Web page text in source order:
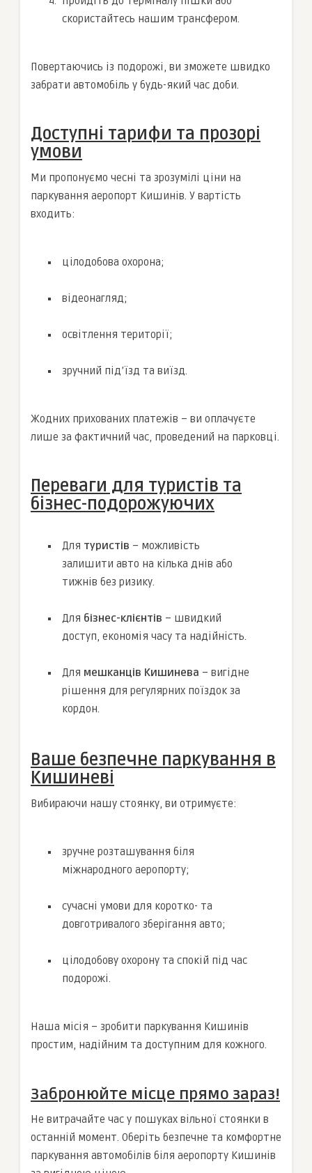
скористайтесь нашим трансфером.
Повертаючись із подорожі, ви зможете швидко
забрати автомобіль у будь-який час доби.
Доступні тарифи та прозорі
умови
Ми пропонуємо чесні та зрозумілі ціни на
паркування аеропорт Кишинів. У вартість
входить:
цілодобова охорона;
відеонагляд;
освітлення території;
зручний під’їзд та виїзд.
Жодних прихованих платежів – ви оплачуєте
лише за фактичний час, проведений на парковці.
Переваги для туристів та
бізнес-подорожуючих
Для туристів – можливість
залишити авто на кілька днів або
тижнів без ризику.
Для бізнес-клієнтів – швидкий
доступ, економія часу та надійність.
Для мешканців Кишинева – вигідне
рішення для регулярних поїздок за
кордон.
Ваше безпечне паркування в
Кишиневі
Вибираючи нашу стоянку, ви отримуєте:
зручне розташування біля
міжнародного аеропорту;
сучасні умови для коротко- та
довготривалого зберігання авто;
цілодобову охорону та спокій під час
подорожі.
Наша місія – зробити паркування Кишинів
простим, надійним та доступним для кожного.
Забронюйте місце прямо зараз!
Не витрачайте час у пошуках вільної стоянки в
останній момент. Оберіть безпечне та комфортне
паркування автомобілів біля аеропорту Кишинів